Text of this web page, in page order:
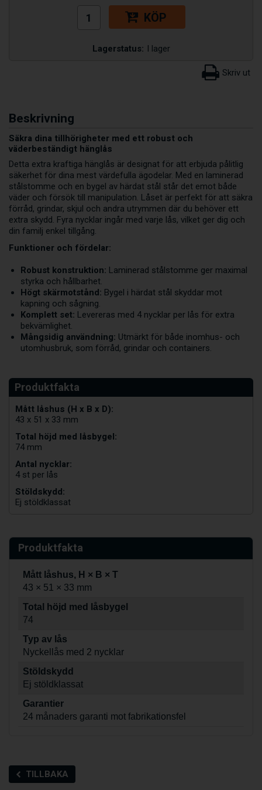
KÖP
Lagerstatus: I lager
Beskrivning
Säkra dina tillhörigheter med ett robust och
väderbeständigt hänglås
Detta extra kraftiga hänglås är designat för att erbjuda pålitlig
säkerhet för dina mest värdefulla ägodelar. Med en laminerad
stålstomme och en bygel av härdat stål står det emot både
väder och försök till manipulation. Låset är perfekt för att säkra
förråd, grindar, skjul och andra utrymmen där du behöver ett
extra skydd. Fyra nycklar ingår med varje lås, vilket ger dig och
din familj enkel tillgång.
Funktioner och fördelar:
Robust konstruktion: Laminerad stålstomme ger maximal
styrka och hållbarhet.
Högt skärmotstånd: Bygel i härdat stål skyddar mot
kapning och sågning.
Komplett set: Levereras med 4 nycklar per lås för extra
bekvämlighet.
Mångsidig användning: Utmärkt för både inomhus- och
utomhusbruk, som förråd, grindar och containers.
Mått låshus (H x B x D):
43 x 51 x 33 mm
Total höjd med låsbygel:
74 mm
Antal nycklar:
4 st per lås
Stöldskydd:
Ej stöldklassat
Produktfakta
Mått låshus, H × B × T
43 × 51 × 33 mm
Total höjd med låsbygel
74
Typ av lås
Nyckellås med 2 nycklar
Stöldskydd
Ej stöldklassat
Garantier
24 månaders garanti mot fabrikationsfel
TILLBAKA